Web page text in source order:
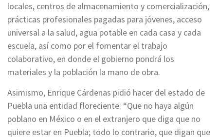
locales, centros de almacenamiento y comercialización,
prácticas profesionales pagadas para jóvenes, acceso
universal a la salud, agua potable en cada casa y cada
escuela, así como por el fomentar el trabajo
colaborativo, en donde el gobierno pondrá los
materiales y la población la mano de obra.
Asimismo, Enrique Cárdenas pidió hacer del estado de
Puebla una entidad floreciente: “Que no haya algún
poblano en México o en el extranjero que diga que no
quiere estar en Puebla; todo lo contrario, que digan que